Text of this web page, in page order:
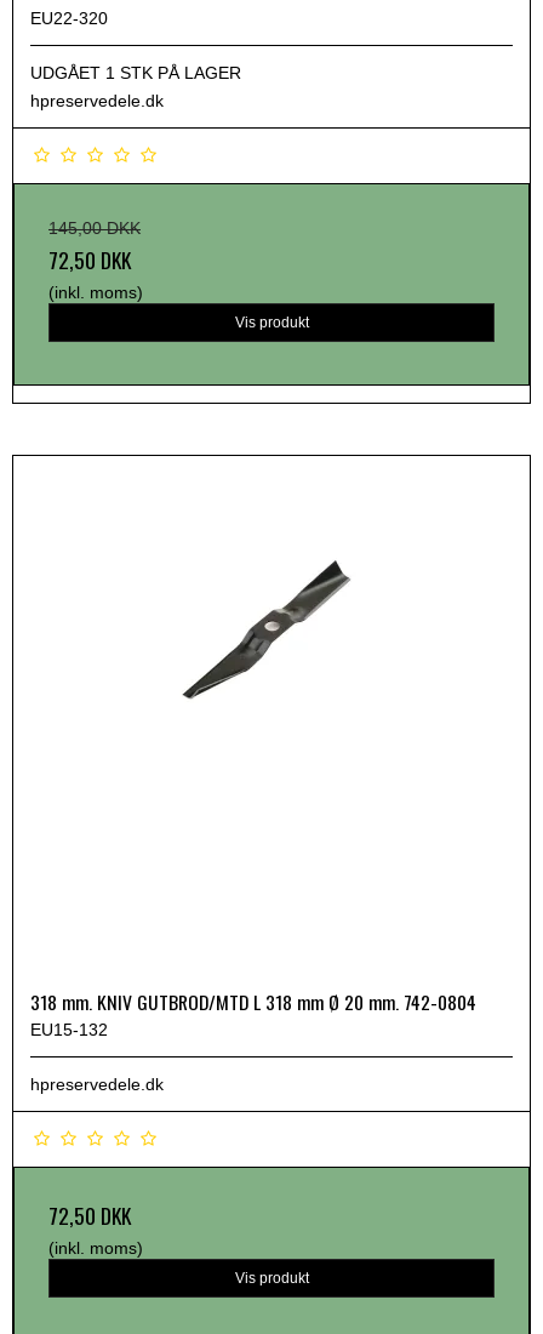
EU22-320
UDGÅET 1 STK PÅ LAGER
hpreservedele.dk
145,00 DKK
72,50 DKK
(inkl. moms)
Vis produkt
318 mm. KNIV GUTBROD/MTD L 318 mm Ø 20 mm. 742-0804
EU15-132
hpreservedele.dk
72,50 DKK
(inkl. moms)
Vis produkt